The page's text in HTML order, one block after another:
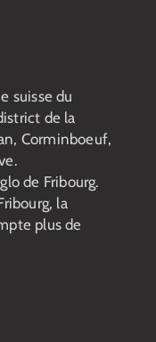
suisse du
de la
Corminboeuf,
de Fribourg.
la
plus de